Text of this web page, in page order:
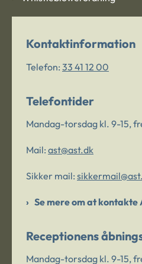
Kontaktinformation
Telefon: 33 41 12 00
Telefontider
Mandag-torsdag kl. 9-15,
Mail: ast@ast.dk
Sikker mail:
Se mere om at kontakte
Receptionens
Mandag-torsdag kl. 9-15,